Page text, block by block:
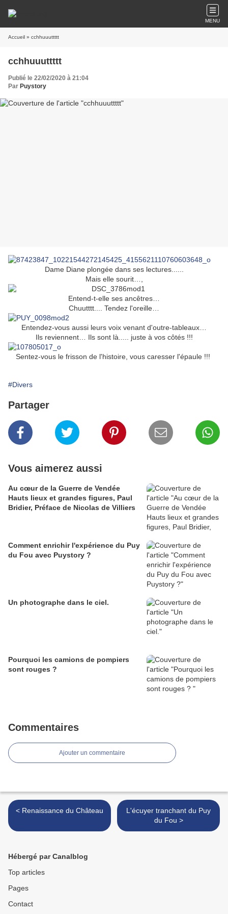
MENU
Accueil » cchhuuuttttt
cchhuuuttttt
Publié le 22/02/2020 à 21:04
Par Puystory
Dame Diane plongée dans ses lectures......
Mais elle sourit…,
Entend-t-elle ses ancêtres…
Chuutttt.... Tendez l'oreille…
Entendez-vous aussi leurs voix venant d'outre-tableaux…
Ils reviennent… Ils sont là..... juste à vos côtés !!!
Sentez-vous le frisson de l'histoire, vous caresser l'épaule !!!
#Divers
Partager
Vous aimerez aussi
Au cœur de la Guerre de Vendée
Hauts lieux et grandes figures, Paul
Bridier, Préface de Nicolas de Villiers
Comment enrichir l'expérience du Puy
du Fou avec Puystory ?
Un photographe dans le ciel.
Pourquoi les camions de pompiers
sont rouges ?
Commentaires
Ajouter un commentaire
< Renaissance du Château
L'écuyer tranchant du Puy
du Fou >
Hébergé par Canalblog
Top articles
Pages
Contact